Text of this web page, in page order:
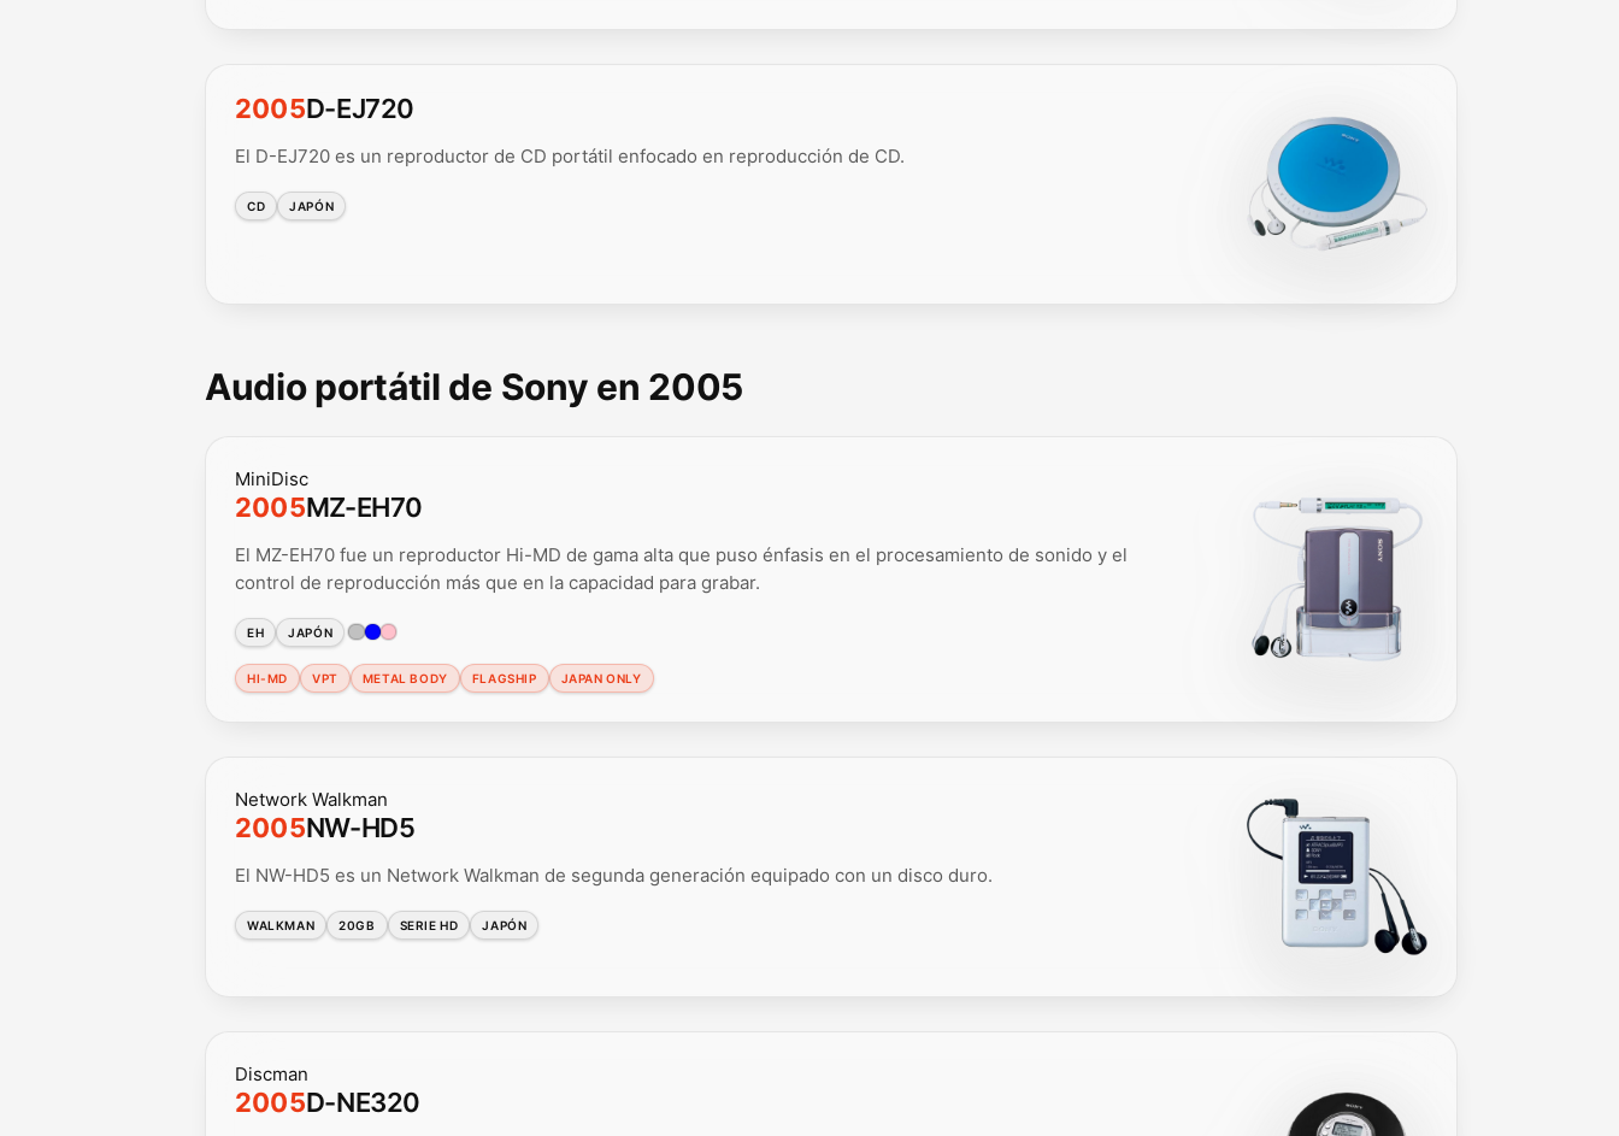
2005D-EJ720
El D-EJ720 es un reproductor de CD portátil enfocado en reproducción de CD.
CD JAPÓN
Audio portátil de Sony en 2005
MiniDisc
2005MZ-EH70
El MZ-EH70 fue un reproductor Hi-MD de gama alta que puso énfasis en el procesamiento de sonido y el
control de reproducción más que en la capacidad para grabar.
EH JAPÓN
HI-MD VPT METAL BODY FLAGSHIP JAPAN ONLY
Network Walkman
2005NW-HD5
El NW-HD5 es un Network Walkman de segunda generación equipado con un disco duro.
WALKMAN 20GB SERIE HD JAPÓN
Discman
2005D-NE320